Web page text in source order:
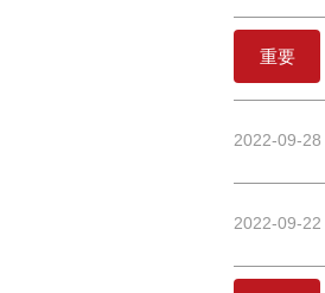
重要
2022-09-28
2022-09-22